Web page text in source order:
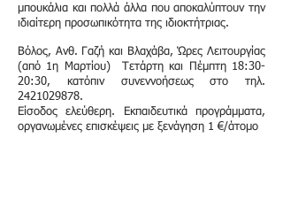
μπουκάλια και πολλά άλλα που αποκαλύπτουν την
ιδιαίτερη προσωπικότητα της ιδιοκτήτριας.
Βόλος, Ανθ. Γαζή και Βλαχάβα, Ώρες Λειτουργίας
(από 1η Μαρτίου) Τετάρτη και Πέμπτη 18:30-
20:30, κατόπιν συνεννοήσεως στο τηλ.
2421029878.
Είσοδος ελεύθερη. Εκπαιδευτικά προγράμματα,
οργανωμένες επισκέψεις με ξενάγηση 1 €/άτομο